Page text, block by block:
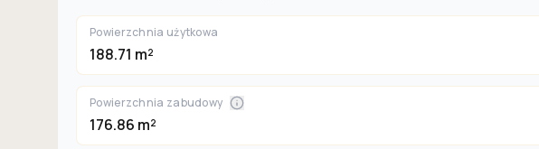
Powierzchnia użytkowa
188.71 m²
Powierzchnia zabudowy
176.86 m²